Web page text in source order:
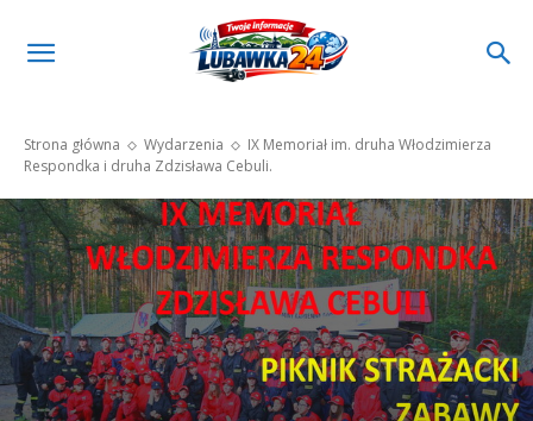
Strona główna Wydarzenia
IX Memoriał im. druha Włodzimierza
Respondka i druha Zdzisława Cebuli.